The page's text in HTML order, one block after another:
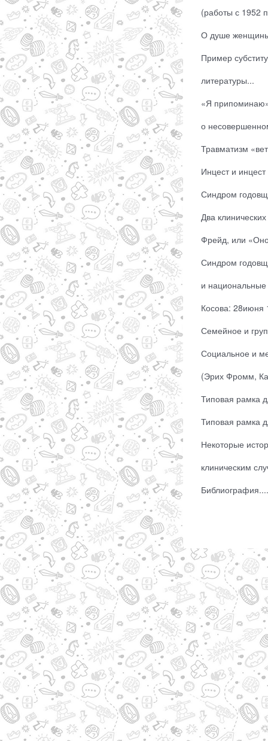
(работы с 1952
О душе
Пример
литературы...
«Я
о
Травматизм
Инцест и
Синдром
Два
Фрейд, или
Синдром
и
Косова: 28июня
Семейное и
Социальное и
(Эрих Фромм,
Типовая рамка
Типовая рамка
Некоторые
клиническим